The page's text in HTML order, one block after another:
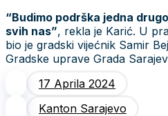
“Budimo podrška jedna
svih nas”, rekla je Karić. U
bio je gradski vijećnik Samir
Gradske uprave Grada
17 Aprila 2024
Kanton Sarajevo